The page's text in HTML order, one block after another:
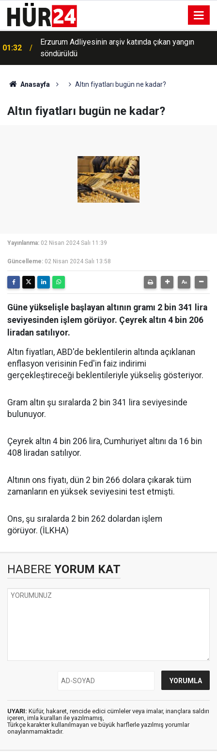
01:32
Erzurum Adliyesinin arşiv katında çıkan yangın
söndürüldü
Anasayfa Altın fiyatları bugün ne kadar?
Altın fiyatları bugün ne kadar?
Yayınlanma: 02 Nisan 2024 Salı 11:39
Güncelleme: 02 Nisan 2024 Salı 13:58
Güne yükselişle başlayan altının gramı 2 bin 341 lira
seviyesinden işlem görüyor. Çeyrek altın 4 bin 206
liradan satılıyor.
Altın fiyatları, ABD'de beklentilerin altında açıklanan
enflasyon verisinin Fed'in faiz indirimi
gerçekleştireceği beklentileriyle yükseliş gösteriyor.
Gram altın şu sıralarda 2 bin 341 lira seviyesinde
bulunuyor.
Çeyrek altın 4 bin 206 lira, Cumhuriyet altını da 16 bin
408 liradan satılıyor.
Altının ons fiyatı, dün 2 bin 266 dolara çıkarak tüm
zamanların en yüksek seviyesini test etmişti.
Ons, şu sıralarda 2 bin 262 dolardan işlem
görüyor. (İLKHA)
HABERE YORUM KAT
UYARI: Küfür, hakaret, rencide edici cümleler veya imalar, inançlara saldırı
içeren, imla kuralları ile yazılmamış,
Türkçe karakter kullanılmayan ve büyük harflerle yazılmış yorumlar
onaylanmamaktadır.